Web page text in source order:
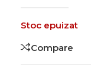
Stoc epuizat
Compare